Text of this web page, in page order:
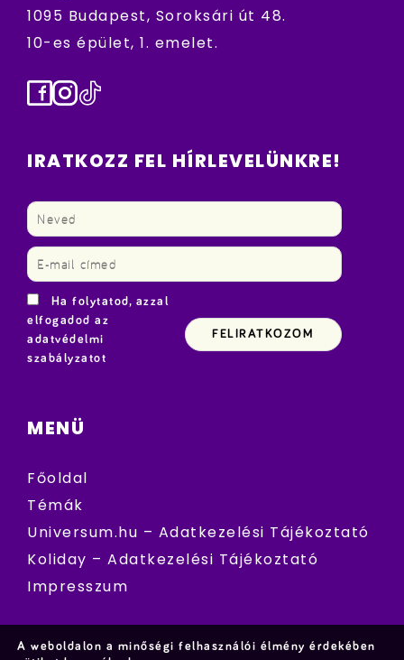
1095 Budapest, Soroksári út 48.
10-es épület, 1. emelet.
Facebook
Instagram
TikTok
IRATKOZZ FEL HÍRLEVELÜNKRE!
Ha folytatod, azzal
elfogadod az
adatvédelmi
szabályzatot
MENÜ
Főoldal
Témák
Universum.hu – Adatkezelési Tájékoztató
Koliday – Adatkezelési Tájékoztató
Impresszum
A weboldalon a minőségi felhasználói élmény érdekében